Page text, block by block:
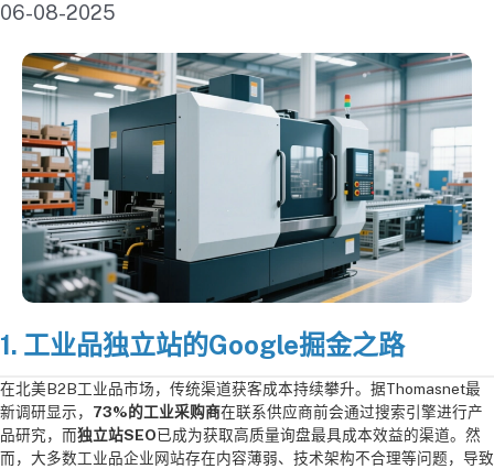
06-08-2025
1. 工业品独立站的Google掘金之路
在北美B2B工业品市场，传统渠道获客成本持续攀升。据Thomasnet最
新调研显示， 73%的工业采购商在联系供应商前会通过搜索引擎进行产
品研究，而独立站SEO已成为获取高质量询盘最具成本效益的渠道。然
而，大多数工业品企业网站存在内容薄弱、技术架构不合理等问题，导致